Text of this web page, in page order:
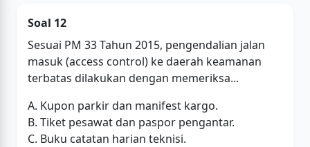
Soal 12
Sesuai PM 33 Tahun 2015, pengendalian jalan
masuk (access control) ke daerah keamanan
terbatas dilakukan dengan memeriksa...
A. Kupon parkir dan manifest kargo.
B. Tiket pesawat dan paspor pengantar.
C. Buku catatan harian teknisi.